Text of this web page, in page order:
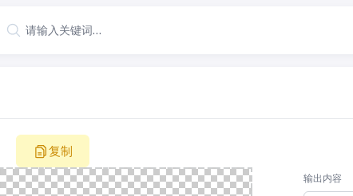
复制
输出内容